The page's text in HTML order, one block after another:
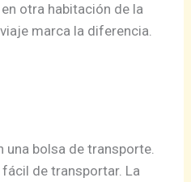
otra habitación de la
marca la diferencia.
una bolsa de transporte.
de transportar. La